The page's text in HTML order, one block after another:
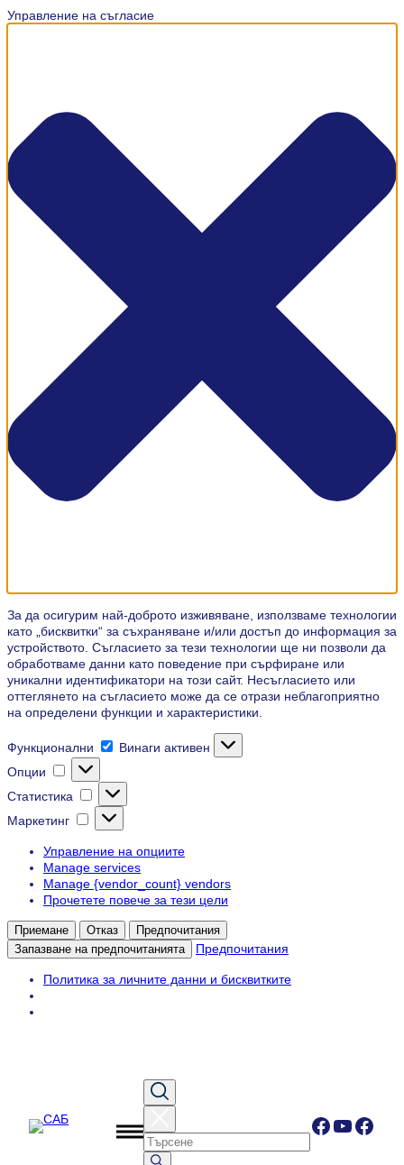
Управление на съгласие
За да осигурим най-доброто изживяване, използваме технологии
като „бисквитки“ за съхраняване и/или достъп до информация за
устройството. Съгласието за тези технологии ще ни позволи да
обработваме данни като поведение при сърфиране или
уникални идентификатори на този сайт. Несъгласието или
оттеглянето на съгласието може да се отрази неблагоприятно
на определени функции и характеристики.
Функционални Функционални
Винаги активен
Опции
Опции
Статистика Статистика
Маркетинг Маркетинг
Управление на опциите
Manage services
Manage {vendor_count} vendors
Прочетете повече за тези цели
Приемане Отказ
Предпочитания
Запазване на предпочитанията
Предпочитания
Политика за личните данни и бисквитките
Facebook